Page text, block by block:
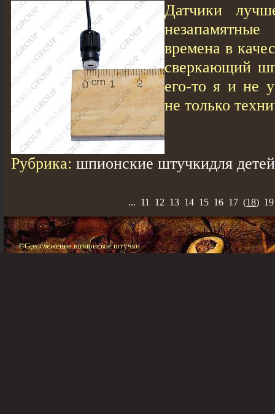
Датчики
незапамятные
времена в
сверкающий
его-то я и не
не только
Рубрика: шпионские штучкидля детей
... 11 12 13 14 15 16 17 (18) 19
©Gps слежение шпионское штучки